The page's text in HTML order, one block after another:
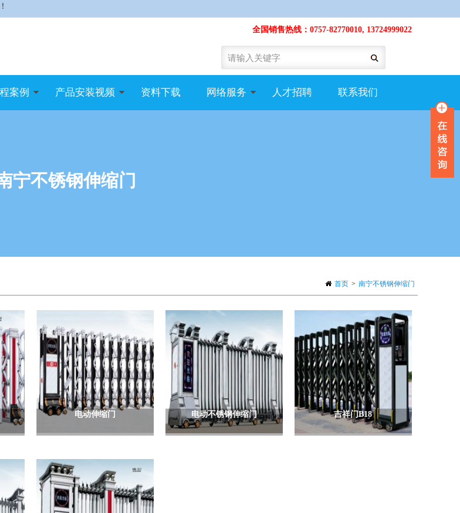
全国销售热线：0757-82770010, 13724999022
案例 产品安装视频 资料下载 网络服务 人才招聘 联系我们
宁不锈钢伸缩门
首页 > 南宁不锈钢伸缩门
电动伸缩门 电动不锈钢伸缩门 吉祥门B18